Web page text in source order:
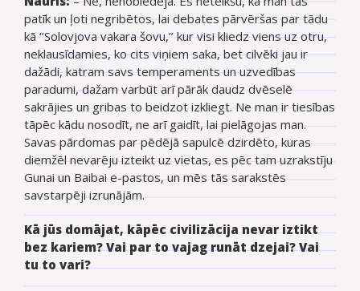
patīk un ļoti negribētos, lai debates pārvēršas par tādu
kā ‘’Solovjova vakara šovu,’’ kur visi kliedz viens uz otru,
neklausīdamies, ko cits viņiem saka, bet cilvēki jau ir
dažādi, katram savs temperaments un uzvedības
paradumi, dažam varbūt arī pārāk daudz dvēselē
sakrājies un gribas to beidzot izkliegt. Ne man ir tiesības
tāpēc kādu nosodīt, ne arī gaidīt, lai pielāgojas man.
Savas pārdomas par pēdējā sapulcē dzirdēto, kuras
diemžēl nevarēju izteikt uz vietas, es pēc tam uzrakstīju
Gunai un Baibai e-pastos, un mēs tās sarakstēs
savstarpēji izrunājām.
Kā jūs domājat, kāpēc civilizācija nevar iztikt
bez kariem? Vai par to vajag runāt dzejai? Vai
tu to vari?